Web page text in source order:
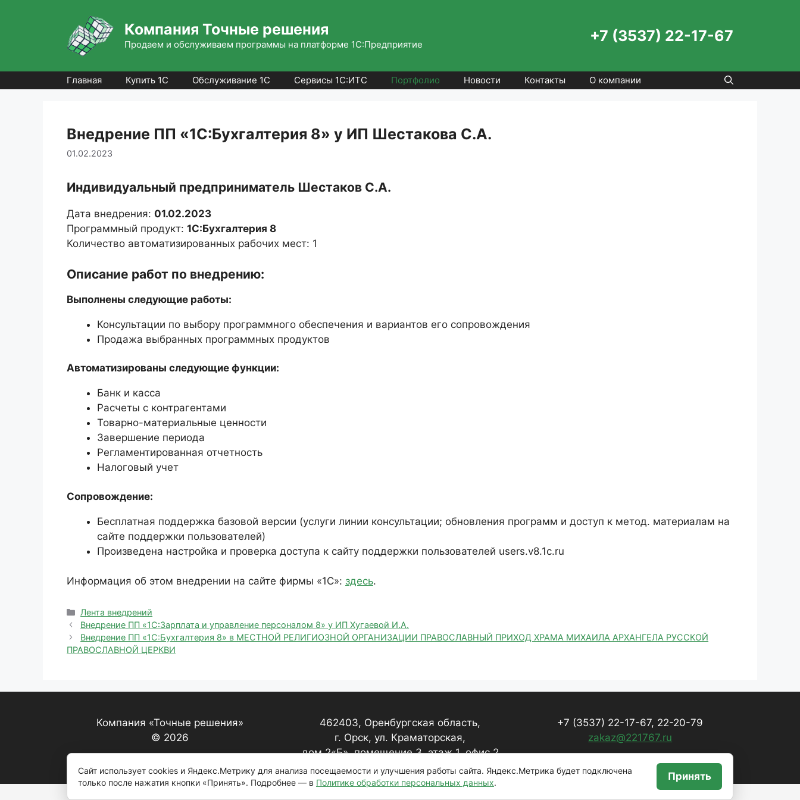
содержимому
Компания Точные решения
Продаем и обслуживаем программы на платформе 1С:Предприятие +7 (3537) 22-17-67
Главная Купить 1С Обслуживание 1С Сервисы 1С:ИТС Портфолио Новости Контакты О компании
Внедрение ПП «1С:Бухгалтерия 8» у ИП Шестакова С.А.
01.02.2023
Индивидуальный предприниматель Шестаков С.А.
Дата внедрения: 01.02.2023
Программный продукт: 1С:Бухгалтерия 8
Количество автоматизированных рабочих мест: 1
Описание работ по внедрению:
Выполнены следующие работы:
Консультации по выбору программного обеспечения и вариантов его сопровождения
Продажа выбранных программных продуктов
Автоматизированы следующие функции:
Банк и касса
Расчеты с контрагентами
Товарно-материальные ценности
Завершение периода
Регламентированная отчетность
Налоговый учет
Сопровождение:
Бесплатная поддержка базовой версии (услуги линии консультации; обновления программ и доступ к метод. материалам на
сайте поддержки пользователей)
Произведена настройка и проверка доступа к сайту поддержки пользователей users.v8.1c.ru
Информация об этом внедрении на сайте фирмы «1С»: здесь.
Рубрики
Лента внедрений
Внедрение ПП «1С:Зарплата и управление персоналом 8» у ИП Хугаевой И.А.
Внедрение ПП «1С:Бухгалтерия 8» в МЕСТНОЙ РЕЛИГИОЗНОЙ ОРГАНИЗАЦИИ ПРАВОСЛАВНЫЙ ПРИХОД ХРАМА МИХАИЛА АРХАНГЕЛА РУССКОЙ
ПРАВОСЛАВНОЙ ЦЕРКВИ
Компания «Точные решения»
© 2026
462403, Оренбургская область,
г. Орск, ул. Краматорская,
дом 2«Б», помещение 3, этаж 1, офис 2
+7 (3537) 22-17-67, 22-20-79
zakaz@221767.ru
Политика обработки персональных данных
Сайт использует cookies и Яндекс.Метрику для анализа посещаемости и улучшения работы сайта. Яндекс.Метрика будет подключена
только после нажатия кнопки «Принять». Подробнее — в Политике обработки персональных данных. Принять